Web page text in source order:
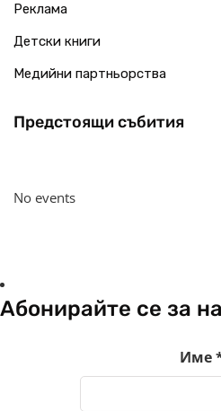
Реклама
Детски книги
Медийни партньорства
Предстоящи събития
No events
Абонирайте се за
Име